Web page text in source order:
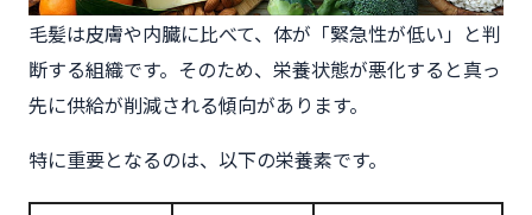
毛髪は皮膚や内臓に比べて、体が「緊急性が低い」と判
断する組織です。そのため、栄養状態が悪化すると真っ
先に供給が削減される傾向があります。
特に重要となるのは、以下の栄養素です。